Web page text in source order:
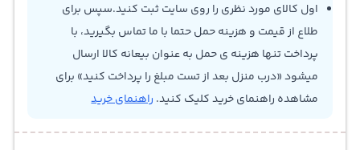
اول کالای مورد نظری را روی سایت ثبت کنید.سپس برای
طلاع از قیمت و هزینه حمل حتما با ما تماس بگیرید، با
پرداخت تنها هزینه ی حمل به عنوان بیعانه کالا ارسال
میشود «درب منزل بعد از تست مبلغ را پرداخت کنید» برای
مشاهده راهنمای خرید کلیک کنید. راهنمای خرید